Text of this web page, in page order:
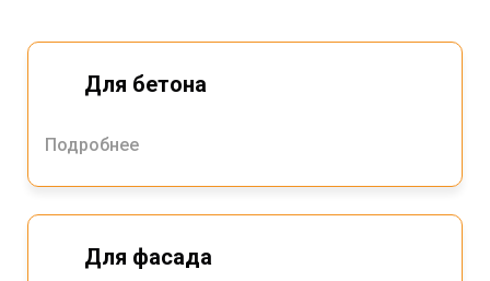
Для бетона
Подробнее
Для фасада